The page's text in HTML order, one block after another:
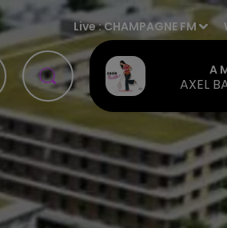
Live :CHAMPAGNE FM
A
AXEL